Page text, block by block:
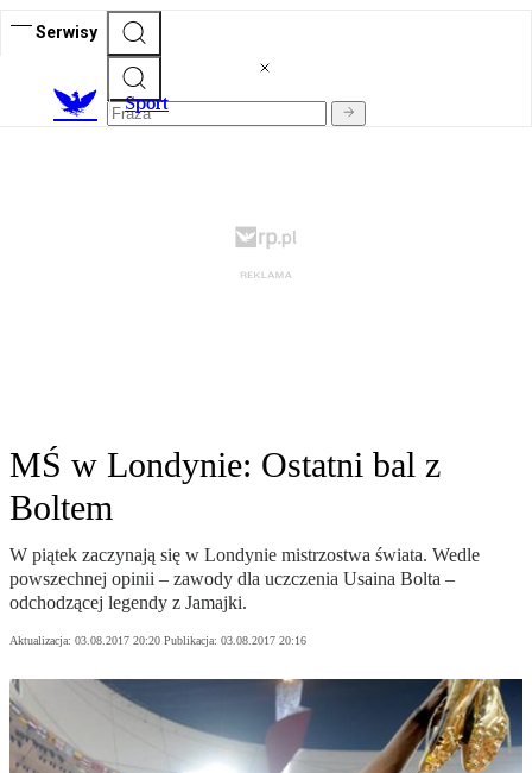
Serwisy
Sport
MŚ w Londynie: Ostatni bal z
Boltem
W piątek zaczynają się w Londynie mistrzostwa świata. Wedle
powszechnej opinii – zawody dla uczczenia Usaina Bolta –
odchodzącej legendy z Jamajki.
Aktualizacja: 03.08.2017 20:20 Publikacja: 03.08.2017 20:16